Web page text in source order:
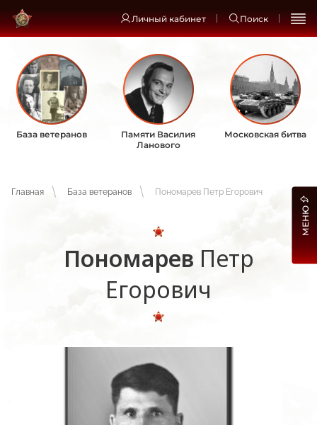
Личный кабинет Поиск
База ветеранов
Памяти Василия
Ланового
Московская битва
Главная База ветеранов Пономарев Петр Егорович
Пономарев Петр
Егорович
МЕНЮ